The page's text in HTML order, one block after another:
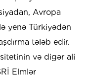
Avropa
yenə Türkiyədən
tələb edir.
və digər ali
Elmlər